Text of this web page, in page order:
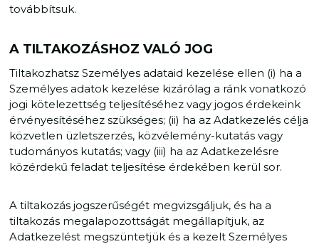
továbbítsuk.
A TILTAKOZÁSHOZ VALÓ JOG
Tiltakozhatsz Személyes adataid kezelése ellen (i) ha a
Személyes adatok kezelése kizárólag a ránk vonatkozó
jogi kötelezettség teljesítéséhez vagy jogos érdekeink
érvényesítéséhez szükséges; (ii) ha az Adatkezelés célja
közvetlen üzletszerzés, közvélemény-kutatás vagy
tudományos kutatás; vagy (iii) ha az Adatkezelésre
közérdekű feladat teljesítése érdekében kerül sor.
A tiltakozás jogszerűségét megvizsgáljuk, és ha a
tiltakozás megalapozottságát megállapítjuk, az
Adatkezelést megszüntetjük és a kezelt Személyes